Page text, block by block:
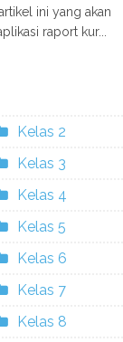
ini yang akan
raport kur...
Kelas 2
Kelas 3
Kelas 4
Kelas 5
Kelas 6
Kelas 7
Kelas 8